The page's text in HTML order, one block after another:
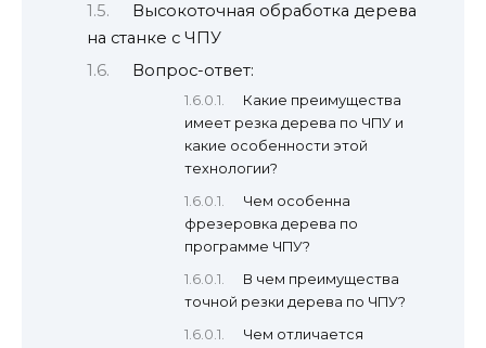
Высокоточная обработка дерева
на станке с ЧПУ
Вопрос-ответ:
Какие преимущества
имеет резка дерева по ЧПУ и
какие особенности этой
технологии?
Чем особенна
фрезеровка дерева по
программе ЧПУ?
В чем преимущества
точной резки дерева по ЧПУ?
Чем отличается